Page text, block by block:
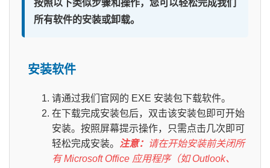
按照以下类似步骤和操作，您可以轻松完成我们
所有软件的安装或卸载。
安装软件
请通过我们官网的 EXE 安装包下载软件。
在下载完成安装包后，双击该安装包即可开始
安装。按照屏幕提示操作，只需点击几次即可
轻松完成安装。
注意： 请在开始安装前关闭所
有 Microsoft Office 应用程序（如 Outlook、